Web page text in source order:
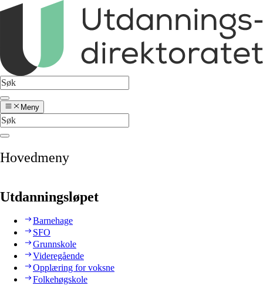
Meny
Hovedmeny
Utdanningsløpet
Barnehage
SFO
Grunnskole
Videregående
Opplæring for voksne
Folkehøgskole